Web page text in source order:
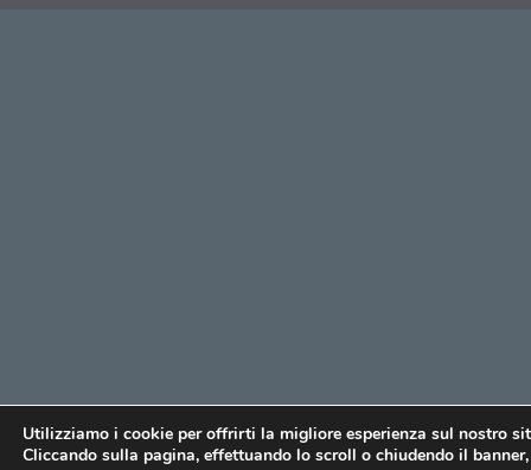
Utilizziamo i cookie per offrirti la migliore esperienza sul nostro
Cliccando sulla pagina, effettuando lo scroll o chiudendo il